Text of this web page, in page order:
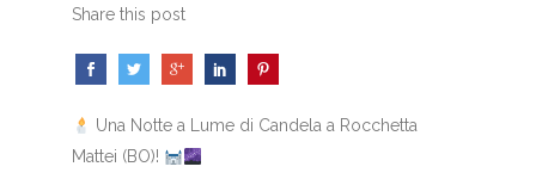
Share this post
Una Notte a Lume di Candela a Rocchetta
Mattei (BO)!